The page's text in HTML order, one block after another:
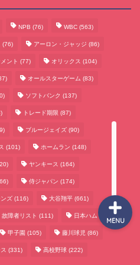
NPB (76) WBC (563)
(76) アーロン・ジャッジ (86)
ント (77) オリックス (104)
オールスターゲーム (83)
ソフトバンク (137)
トレード期限 (87)
ブルージェイズ (90)
(101) ホームラン (148)
ヤンキース (164)
侍ジャパン (174)
ズ (116) 大谷翔平 (661)
故障者リスト (111) 日本ハム(117)
甲子園 (105) 藤川球児 (86)
(331) 高校野球 (222)
MENU
サッカーまとめ
ゲームまとめ
ノロジーまとめ
ネス・経済まとめ